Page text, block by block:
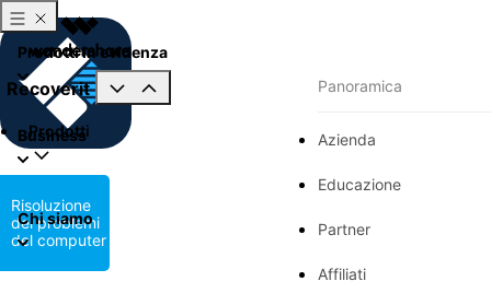
Prodotti in evidenza
Business
Panoramica
Azienda
Educazione
Partner
Affiliati
Chi siamo
Recoverit
Prodotti
Risoluzione
dei problemi
del computer